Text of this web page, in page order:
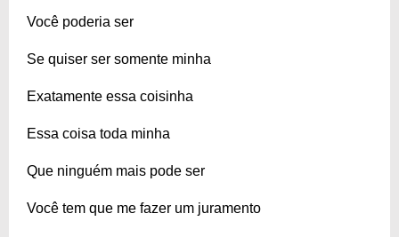
Você poderia ser
Se quiser ser somente minha
Exatamente essa coisinha
Essa coisa toda minha
Que ninguém mais pode ser
Você tem que me fazer um juramento